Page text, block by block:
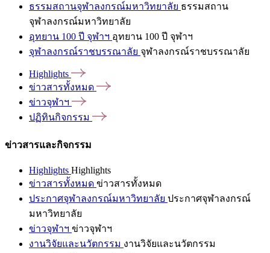
ธรรมสถานจุฬาลงกรณ์มหาวิทยาลัย ธรรมสถาน
จุฬาลงกรณ์มหาวิทยาลัย
อุทยาน 100 ปี จุฬาฯ อุทยาน 100 ปี จุฬาฯ
จุฬาลงกรณ์ราชบรรณาลัย จุฬาลงกรณ์ราชบรรณาลัย
Highlights
ข่าวสารทั้งหมด
ข่าวจุฬาฯ
ปฏิทินกิจกรรม
ข่าวสารและกิจกรรม
Highlights Highlights
ข่าวสารทั้งหมด ข่าวสารทั้งหมด
ประกาศจุฬาลงกรณ์มหาวิทยาลัย ประกาศจุฬาลงกรณ์
มหาวิทยาลัย
ข่าวจุฬาฯ ข่าวจุฬาฯ
งานวิจัยและนวัตกรรม งานวิจัยและนวัตกรรม